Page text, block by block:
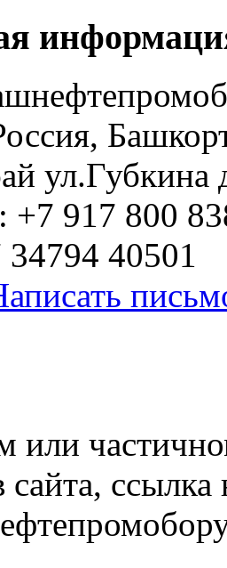
ул.Губкина
+7 917 800
40501
или
сайта,